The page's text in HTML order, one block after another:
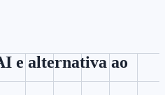
e alternativa ao